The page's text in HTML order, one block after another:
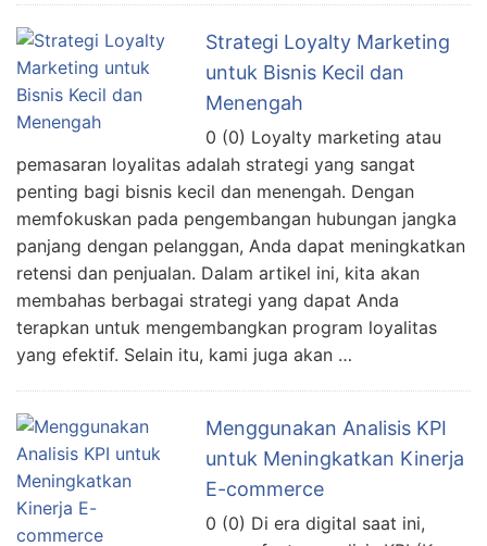
Strategi Loyalty Marketing
untuk Bisnis Kecil dan
Menengah
0 (0) Loyalty marketing atau
pemasaran loyalitas adalah strategi yang sangat
penting bagi bisnis kecil dan menengah. Dengan
memfokuskan pada pengembangan hubungan jangka
panjang dengan pelanggan, Anda dapat meningkatkan
retensi dan penjualan. Dalam artikel ini, kita akan
membahas berbagai strategi yang dapat Anda
terapkan untuk mengembangkan program loyalitas
yang efektif. Selain itu, kami juga akan …
Menggunakan Analisis KPI
untuk Meningkatkan Kinerja
E-commerce
0 (0) Di era digital saat ini,